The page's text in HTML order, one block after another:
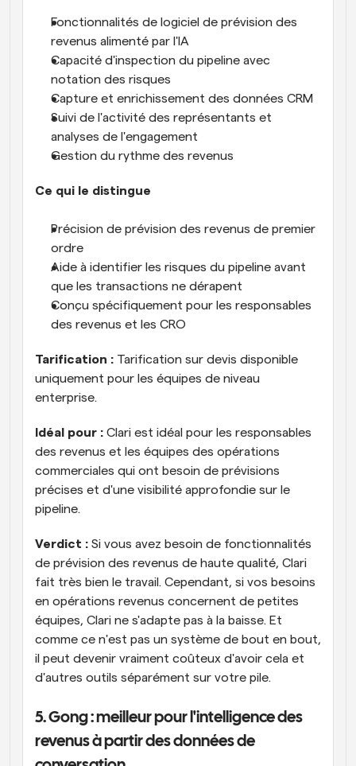
Fonctionnalités de logiciel de prévision des
revenus alimenté par l'IA
Capacité d'inspection du pipeline avec
notation des risques
Capture et enrichissement des données CRM
Suivi de l'activité des représentants et
analyses de l'engagement
Gestion du rythme des revenus
Ce qui le distingue
Précision de prévision des revenus de premier
ordre
Aide à identifier les risques du pipeline avant
que les transactions ne dérapent
Conçu spécifiquement pour les responsables
des revenus et les CRO
Tarification : Tarification sur devis disponible
uniquement pour les équipes de niveau
enterprise.
Idéal pour : Clari est idéal pour les responsables
des revenus et les équipes des opérations
commerciales qui ont besoin de prévisions
précises et d'une visibilité approfondie sur le
pipeline.
Verdict : Si vous avez besoin de fonctionnalités
de prévision des revenus de haute qualité, Clari
fait très bien le travail. Cependant, si vos besoins
en opérations revenus concernent de petites
équipes, Clari ne s'adapte pas à la baisse. Et
comme ce n'est pas un système de bout en bout,
il peut devenir vraiment coûteux d'avoir cela et
d'autres outils séparément sur votre pile.
5. Gong : meilleur pour l'intelligence des
revenus à partir des données de